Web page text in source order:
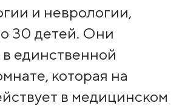
и неврологии,
30 детей. Они
единственной
которая на
в медицинском